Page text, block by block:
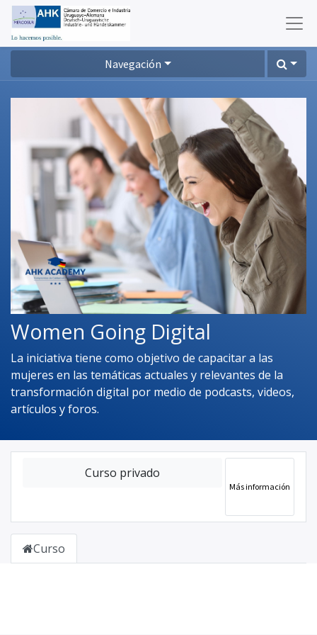
Navegación
Women Going Digital
La iniciativa tiene como objetivo de capacitar a las
mujeres en las temáticas actuales y relevantes de la
transformación digital por medio de podcasts, videos,
artículos y foros.
Curso privado
Más información
Curso